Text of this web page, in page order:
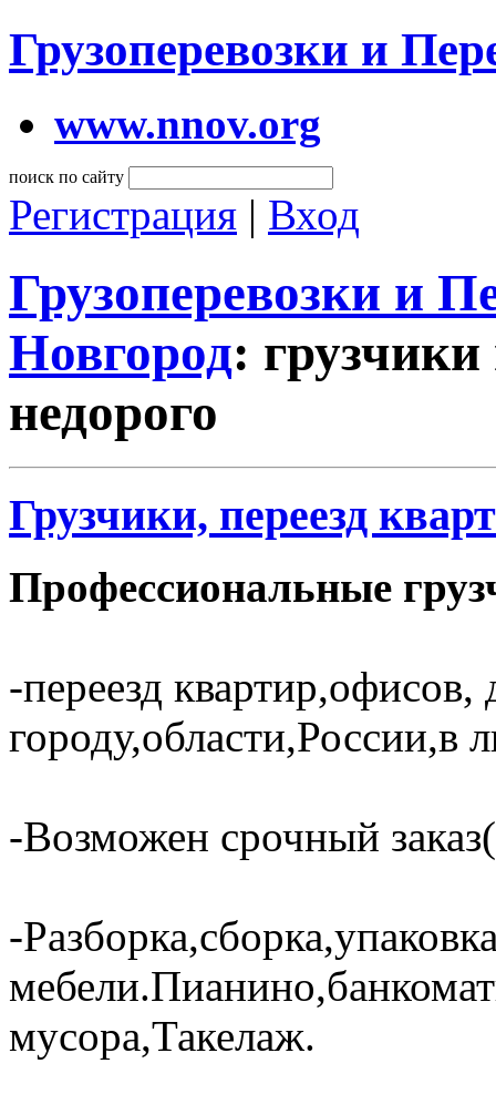
Грузоперевозки и
www.nnov.org
поиск по сайту
Регистрация | Вход
Грузоперевозки и
Новгород:
недорого
Грузчики, переезд
Профессиональные
-переезд
городу,области,России,в
-Возможен срочный
-
мусора,Такелаж.